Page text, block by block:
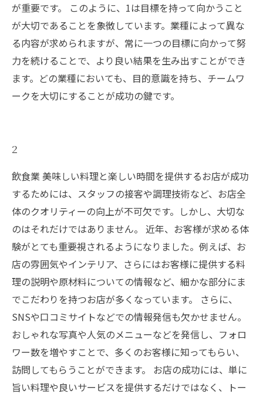
が重要です。 このように、1は目標を持って向かうこと
が大切であることを象徴しています。業種によって異な
る内容が求められますが、常に一つの目標に向かって努
力を続けることで、より良い結果を生み出すことができ
ます。どの業種においても、目的意識を持ち、チームワ
ークを大切にすることが成功の鍵です。
2
飲食業 美味しい料理と楽しい時間を提供するお店が成功
するためには、スタッフの接客や調理技術など、お店全
体のクオリティーの向上が不可欠です。しかし、大切な
のはそれだけではありません。 近年、お客様が求める体
験がとても重要視されるようになりました。例えば、お
店の雰囲気やインテリア、さらにはお客様に提供する料
理の説明や原材料についての情報など、細かな部分にま
でこだわりを持つお店が多くなっています。 さらに、
SNSや口コミサイトなどでの情報発信も欠かせません。
おしゃれな写真や人気のメニューなどを発信し、フォロ
ワー数を増やすことで、多くのお客様に知ってもらい、
訪問してもらうことができます。 お店の成功には、単に
旨い料理や良いサービスを提供するだけではなく、トー